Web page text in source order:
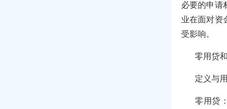
必要的申请
业在面对资
受影响。
零用贷
定义与
零用贷‌